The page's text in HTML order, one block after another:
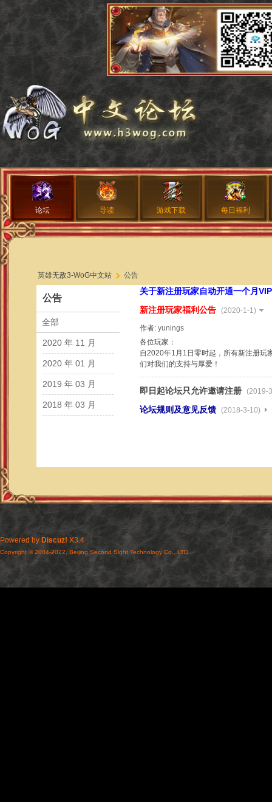
论坛 导读 游戏下载 每日福利
英雄无敌3-WoG中文站 公告
关于新注册玩家自动开通一个月
新注册玩家福利公告 (2020-1-1)
作者: yunings
各位玩家：
自2020年1月1日零时起，所有新注册玩
们对我们的支持与厚爱！
即日起论坛只允许邀请注册 (2019-
论坛规则及意见反馈 (2018-3-10)
公告
全部
2020 年 11 月
2020 年 01 月
2019 年 03 月
2018 年 03 月
Powered by Discuz! X3.4
Copyright © 2004-2022, Beijing Second Sight Technology Co., LTD.